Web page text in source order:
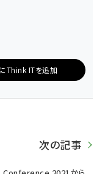
Think ITを追加
次の記事